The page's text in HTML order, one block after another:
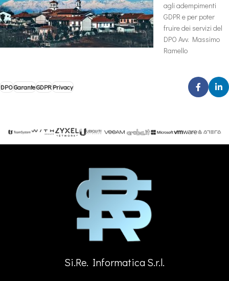
agli adempimenti
GDPR e per poter
fruire dei servizi del
DPO Avv. Massimo
Ramello
DPOGaranteGDPRPrivacy
Si.Re. Informatica S.r.l.